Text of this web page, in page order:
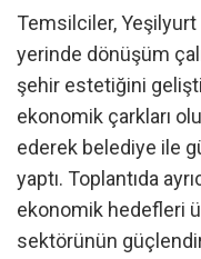
Temsilciler,
yerinde dönüşüm
şehir estetiğini
ekonomik çarkları
ederek belediye ile
yaptı. Toplantıda
ekonomik hedefleri
sektörünün